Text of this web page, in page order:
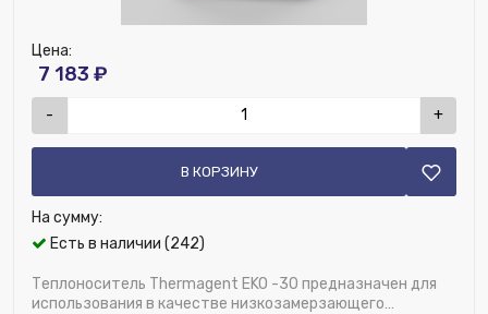
Есть в наличии (242)
Теплоноситель Thermagent EKO -30 предназначен для
использования в качестве низкозамерзающего
Цена:
7 183 ₽
- +
В КОРЗИНУ
На сумму: